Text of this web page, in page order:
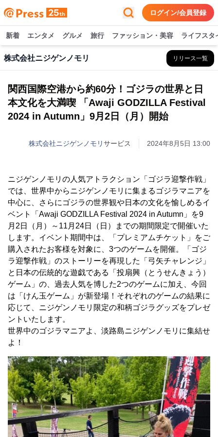
ログイン/会員登録
新着 エンタメ グルメ 旅行 ファッション・美容 ライフスタ
株式会社ニジゲンノモリ リリース一覧
関西国際空港から約60分！ゴジラの世界と日
本文化を大満喫 「Awaji GODZILLA Festival
2024 in Autumn」9月2日（月）開始
株式会社ニジゲンノモリサービス 2024年8月5日 13:00
ニジゲンノモリの人気アトラクション「ゴジラ迎撃作戦」
では、世界中からニジゲンノモリに集まるゴジラマニアを
中心に、さらにゴジラの世界観や日本の文化を愉しめるイ
ベント「Awaji GODZILLA Festival 2024 in Autumn」を9
月2日（月）～11月24日（日）までの期間限定で開催いた
します。イベント期間中は、「プレミアムチケット」をご
購入されたお客様を対象に、3つのゲームを開催。「ゴジ
ラ迎撃作戦」のストーリーを再現した「弓矢チャレンジ」
と日本の伝統的な遊戯である「投扇興（とうせんきょう）
ゲーム」の、過去人気を博した2つのゲームに加え、今回
は「けん玉ゲーム」が新登場！それぞれのゲームの結果に
応じて、ニジゲンノモリ限定の和柄ゴジラグッズをプレゼ
ントいたします。
世界中のゴジラマニアよ、淡路島ニジゲンノモリに集結せ
よ！